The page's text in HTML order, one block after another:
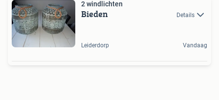
2 windlichten
Bieden Details
Leiderdorp Vandaag